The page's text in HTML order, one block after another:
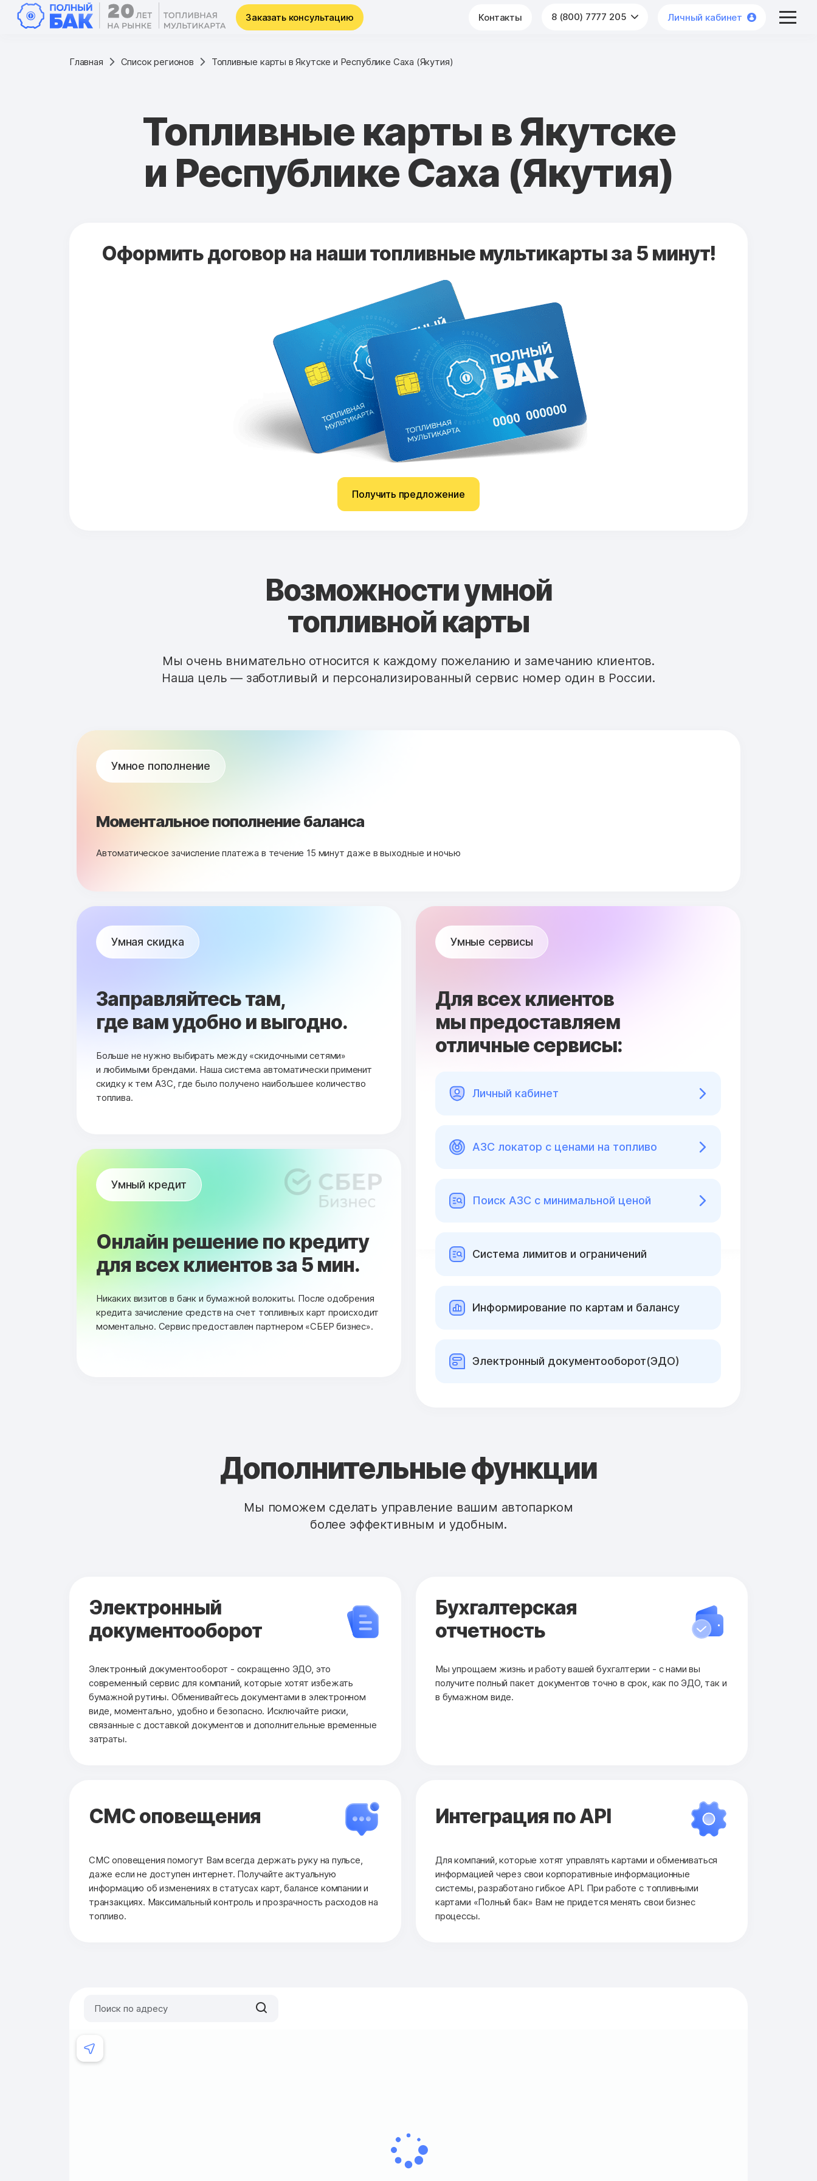
Заказать консультацию Контакты 8 (800) 7777 205 Личный кабинет
Главная Список регионов Топливные карты в Якутске и Республике Саха (Якутия)
Топливные карты в Якутске
и Республике Саха (Якутия)
Оформить договор на наши топливные мультикарты за 5 минут!
Получить предложение
Возможности умной
топливной карты
Мы очень внимательно относится к каждому пожеланию и замечанию клиентов.
Наша цель — заботливый и персонализированный сервис номер один в России.
Умное пополнение
Моментальное пополнение баланса
Автоматическое зачисление платежа в течение 15 минут даже в выходные и ночью
Умная скидка
Заправляйтесь там,
где вам удобно и выгодно.
Больше не нужно выбирать между «скидочными сетями»
и любимыми брендами. Наша система автоматически применит
скидку к тем АЗС, где было получено наибольшее количество
топлива.
Умный кредит
Онлайн решение по кредиту
для всех клиентов за 5 мин.
Никаких визитов в банк и бумажной волокиты. После одобрения
кредита зачисление средств на счет топливных карт происходит
моментально. Сервис предоставлен партнером «СБЕР бизнес».
Умные сервисы
Для всех клиентов
мы предоставляем
отличные сервисы:
Личный кабинет
АЗС локатор с ценами на топливо
Поиск АЗС с минимальной ценой
Cистема лимитов и ограничений
Информирование по картам и балансу
Электронный документооборот(ЭДО)
Дополнительные функции
Мы поможем сделать управление вашим автопарком
более эффективным и удобным.
Электронный
документооборот
Электронный документооборот - сокращенно ЭДО, это
современный сервис для компаний, которые хотят избежать
бумажной рутины. Обменивайтесь документами в электронном
виде, моментально, удобно и безопасно. Исключайте риски,
связанные с доставкой документов и дополнительные временные
затраты.
Бухгалтерская
отчетность
Мы упрощаем жизнь и работу вашей бухгалтерии - с нами вы
получите полный пакет документов точно в срок, как по ЭДО, так и
в бумажном виде.
СМС оповещения
СМС оповещения помогут Вам всегда держать руку на пульсе,
даже если не доступен интернет. Получайте актуальную
информацию об изменениях в статусах карт, балансе компании и
транзакциях. Максимальный контроль и прозрачность расходов на
топливо.
Интеграция по API
Для компаний, которые хотят управлять картами и обмениваться
информацией через свои корпоративные информационные
системы, разработано гибкое API. При работе с топливными
картами «Полный бак» Вам не придется менять свои бизнес
процессы.